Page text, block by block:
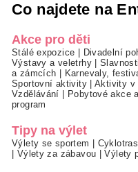
Co najdete na
Akce pro děti
Stálé expozice Divadelní
Výstavy a veletrhy|Slavnosti
a zámcích
Karnevaly,
Sportovní aktivity|Aktivity v
Vzdělávání
Pobytové akce
program
Tipy na výlet
Výlety se sportem
Výlety za zábavou |Výlety